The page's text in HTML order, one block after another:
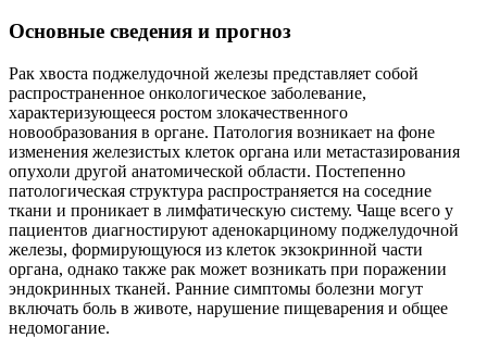
Основные сведения и прогноз
Рак хвоста поджелудочной железы представляет собой
распространенное онкологическое заболевание,
характеризующееся ростом злокачественного
новообразования в органе. Патология возникает на фоне
изменения железистых клеток органа или метастазирования
опухоли другой анатомической области. Постепенно
патологическая структура распространяется на соседние
ткани и проникает в лимфатическую систему. Чаще всего у
пациентов диагностируют аденокарциному поджелудочной
железы, формирующуюся из клеток экзокринной части
органа, однако также рак может возникать при поражении
эндокринных тканей. Ранние симптомы болезни могут
включать боль в животе, нарушение пищеварения и общее
недомогание.